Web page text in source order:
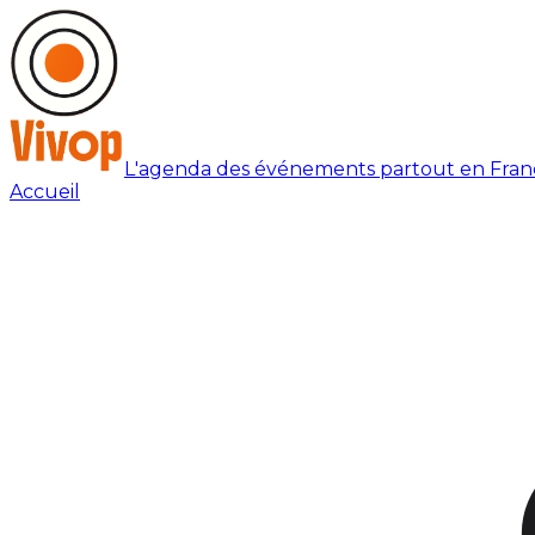
L'agenda des événements partout en
Accueil